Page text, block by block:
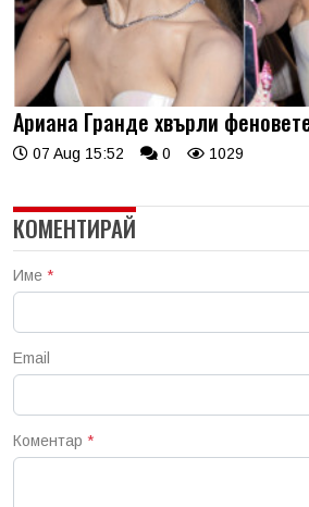
Ариана Гранде хвърли
07 Aug 15:52 0 1029
КОМЕНТИРАЙ
Име *
Email
Коментар *